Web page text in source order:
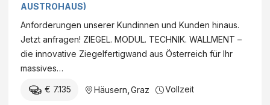
AUSTROHAUS)
Anforderungen unserer Kundinnen und Kunden hinaus.
Jetzt anfragen! ZIEGEL. MODUL. TECHNIK. WALLMENT –
die innovative Ziegelfertigwand aus Österreich für Ihr
massives…
€ 7.135 Häusern Graz Vollzeit